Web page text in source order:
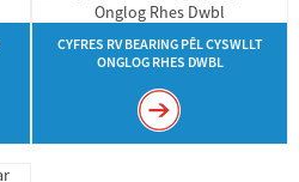
CYFRES RV BEARING PÊL CYSWLLT
ONGLOG RHES DWBL